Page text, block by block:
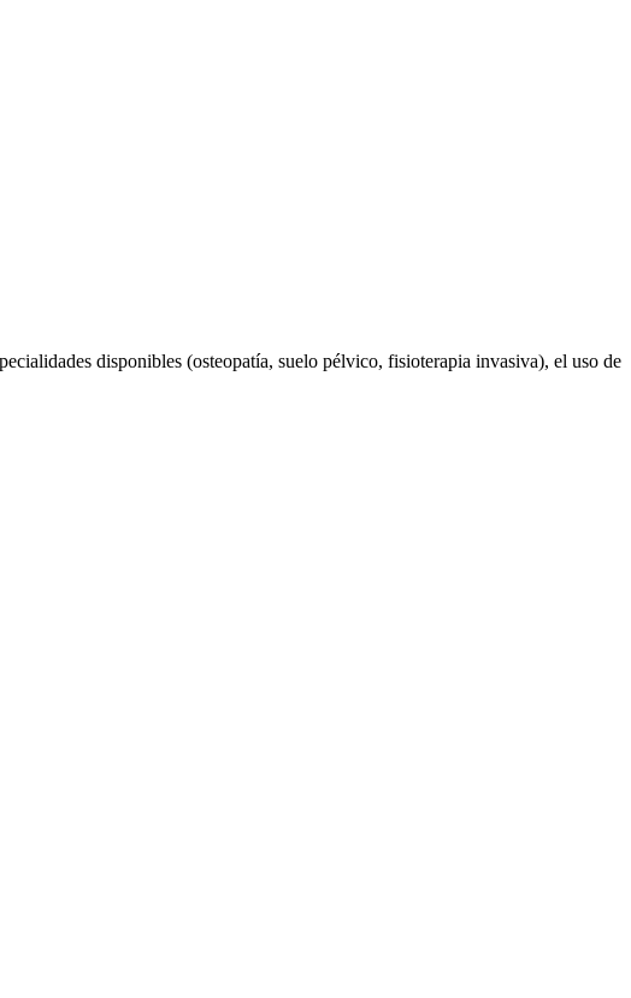
disponibles (osteopatía, suelo pélvico, fisioterapia invasiva), el uso de